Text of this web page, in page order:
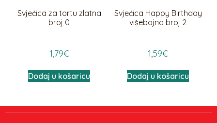
Svjećica za tortu zlatna
broj 0
1,79€
Dodaj u košaricu
Svjećica Happy Birthday
višebojna broj 2
1,59€
Dodaj u košaricu